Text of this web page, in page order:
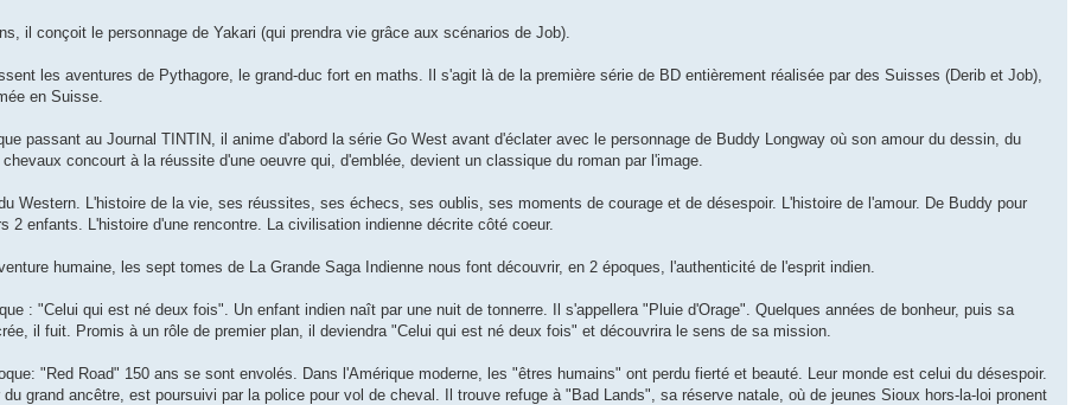
il conçoit le personnage de Yakari (qui prendra vie grâce aux scénarios de Job).
les aventures de Pythagore, le grand-duc fort en maths. Il s'agit là de la première série de BD entièrement réalisée par des Suisses (Derib et Job),
en Suisse.
passant au Journal TINTIN, il anime d'abord la série Go West avant d'éclater avec le personnage de Buddy Longway où son amour du dessin, du
concourt à la réussite d'une oeuvre qui, d'emblée, devient un classique du roman par l'image.
Western. L'histoire de la vie, ses réussites, ses échecs, ses oublis, ses moments de courage et de désespoir. L'histoire de l'amour. De Buddy pour
2 enfants. L'histoire d'une rencontre. La civilisation indienne décrite côté coeur.
humaine, les sept tomes de La Grande Saga Indienne nous font découvrir, en 2 époques, l'authenticité de l'esprit indien.
: "Celui qui est né deux fois". Un enfant indien naît par une nuit de tonnerre. Il s'appellera "Pluie d'Orage". Quelques années de bonheur, puis sa
il fuit. Promis à un rôle de premier plan, il deviendra "Celui qui est né deux fois" et découvrira le sens de sa mission.
"Red Road" 150 ans se sont envolés. Dans l'Amérique moderne, les "êtres humains" ont perdu fierté et beauté. Leur monde est celui du désespoir.
grand ancêtre, est poursuivi par la police pour vol de cheval. Il trouve refuge à "Bad Lands", sa réserve natale, où de jeunes Sioux hors-la-loi pronent